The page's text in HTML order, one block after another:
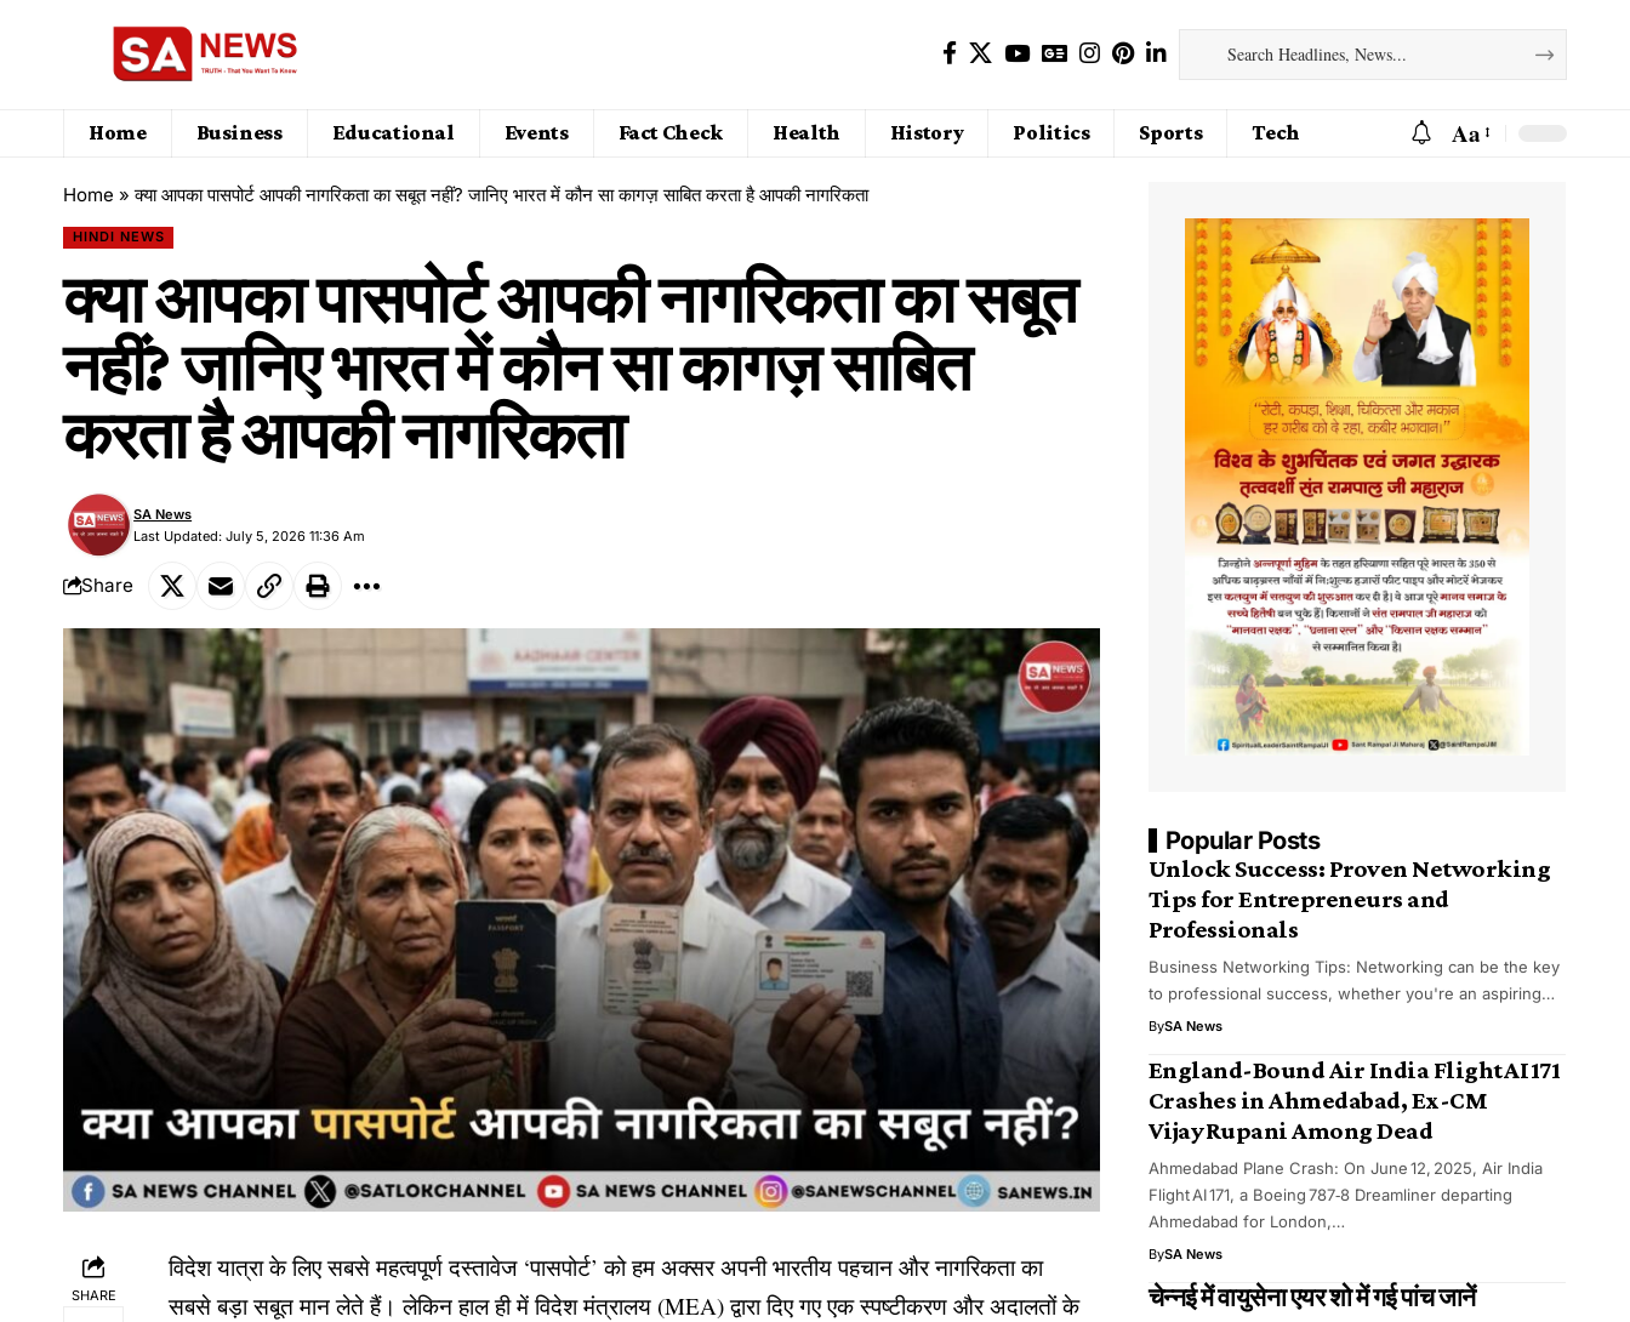
Home Business Educational Events Fact Check Health History Politics Sports Tech Aa
Home »क्या आपका पासपोर्ट आपकी नागरिकता का सबूत नहीं? जानिए भारत में कौन सा कागज़ साबित करता है आपकी नागरिकता
HINDI NEWS
क्या आपका पासपोर्ट आपकी नागरिकता का सबूत
नहीं? जानिए भारत में कौन सा कागज़ साबित
करता है आपकी नागरिकता
Last Updated: July 5, 2026 11:36 Am
SA News
Share
SHARE
विदेश यात्रा के लिए सबसे महत्वपूर्ण दस्तावेज ‘पासपोर्ट’ को हम अक्सर अपनी भारतीय पहचान और नागरिकता का
सबसे बड़ा सबूत मान लेते हैं। लेकिन हाल ही में विदेश मंत्रालय (MEA) द्वारा दिए गए एक स्पष्टीकरण और अदालतों के
Popular Posts
Unlock Success: Proven Networking
Tips for Entrepreneurs and
Professionals
Business Networking Tips: Networking can be the key
to professional success, whether you're an aspiring…
BySA News
England-Bound Air India Flight AI 171
Crashes in Ahmedabad, Ex-CM
Vijay Rupani Among Dead
Ahmedabad Plane Crash: On June 12, 2025, Air India
Flight AI 171, a Boeing 787‑8 Dreamliner departing
Ahmedabad for London,…
BySA News
चेन्नई में वायुसेना एयर शो में गई पांच जानें